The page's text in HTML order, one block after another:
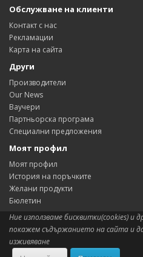
Обслужване на клиенти
Контакт с нас
Рекламации
Карта на сайта
Други
Производители
Our News
Ваучери
Партньорска програма
Специални предложения
Моят профил
Моят профил
История на поръчките
Желани продукти
Бюлетин
Сиситема:OpenCart
Ние използваме бисквитки(cookies) и
покажем съдържанието на сайта и
изживяване